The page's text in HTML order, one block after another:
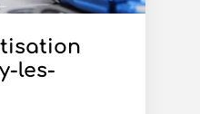
les-